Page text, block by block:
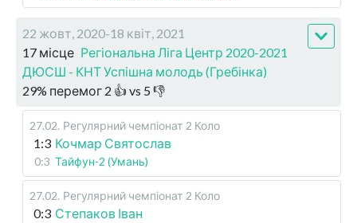
22 жовт, 2020-18 квіт, 2021
17 місце Регіональна Ліга Центр 2020-2021
ДЮСШ - КНТ Успішна молодь (Гребінка)
29% перемог 2 👍 vs 5 👎
27.02. Регулярний чемпіонат 2 Коло
1:3 Кочмар Святослав
0:3 Тайфун-2 (Умань)
27.02. Регулярний чемпіонат 2 Коло
0:3 Степаков Іван